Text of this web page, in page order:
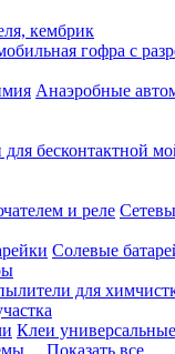
кембрик
гофра с
Анаэробные
бесконтактной
и реле
Солевые
для
Клеи
... Показать все